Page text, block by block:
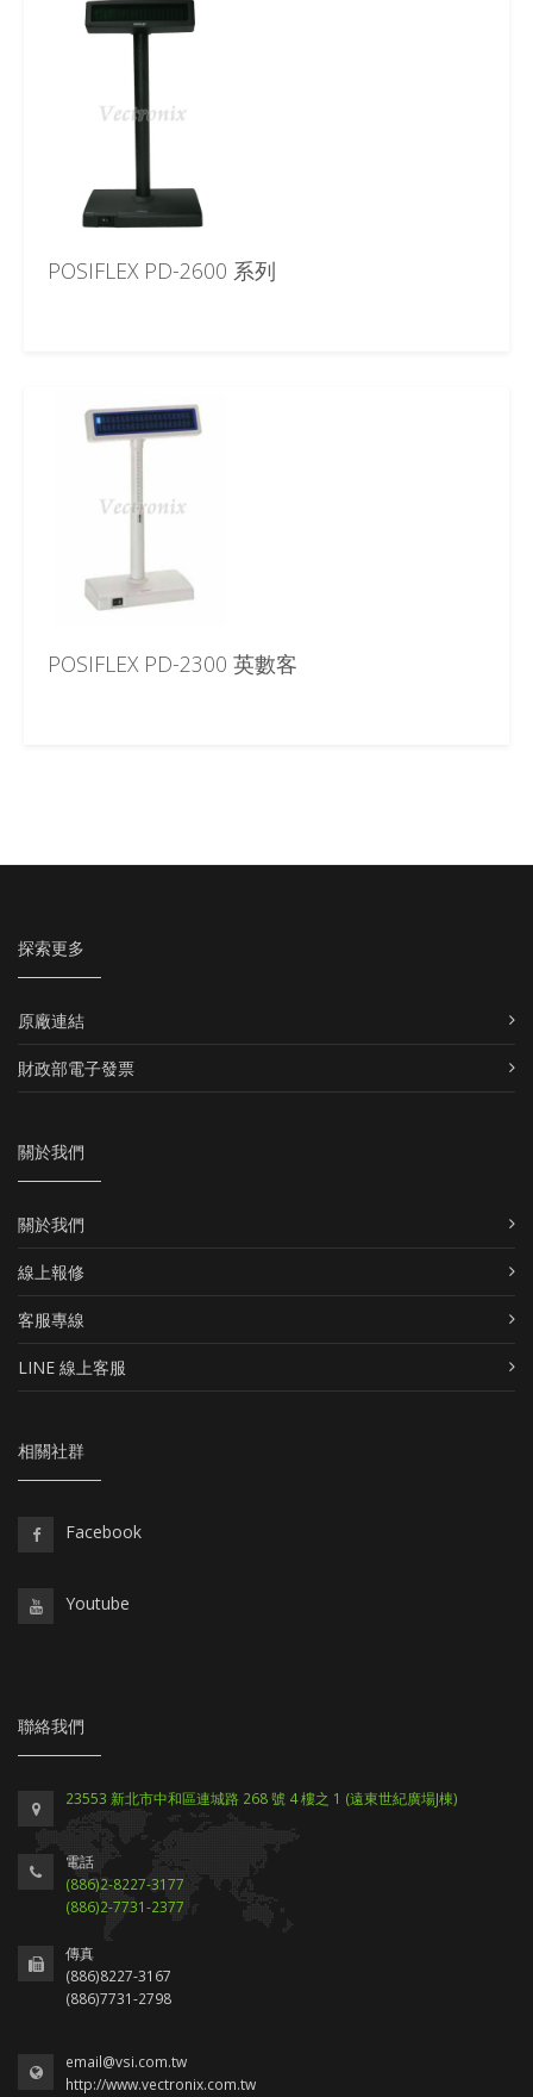
POSIFLEX PD-2600 系列
POSIFLEX PD-2300 英數客
探索更多
原廠連結
財政部電子發票
關於我們
關於我們
線上報修
客服專線
LINE 線上客服
相關社群
Facebook
Youtube
聯絡我們
23553 新北市中和區連城路 268 號 4 樓之 1 (遠東世紀廣場J棟)
電話
(886)2-8227-3177
(886)2-7731-2377
傳真
(886)8227-3167
(886)7731-2798
email@vsi.com.tw
http://www.vectronix.com.tw